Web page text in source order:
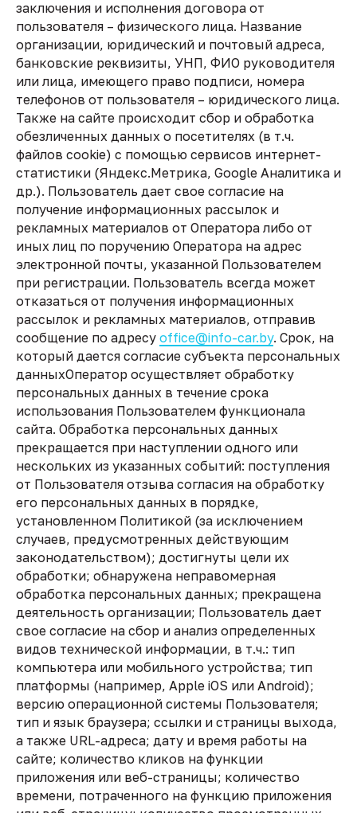
заключения и исполнения договора от
пользователя – физического лица. Название
организации, юридический и почтовый адреса,
банковские реквизиты, УНП, ФИО руководителя
или лица, имеющего право подписи, номера
телефонов от пользователя – юридического лица.
Также на сайте происходит сбор и обработка
обезличенных данных о посетителях (в т.ч.
файлов cookie) с помощью сервисов интернет-
статистики (Яндекс.Метрика, Google Аналитика и
др.). Пользователь дает свое согласие на
получение информационных рассылок и
рекламных материалов от Оператора либо от
иных лиц по поручению Оператора на адрес
электронной почты, указанной Пользователем
при регистрации. Пользователь всегда может
отказаться от получения информационных
рассылок и рекламных материалов, отправив
сообщение по адресу office@info-car.by. Срок, на
который дается согласие субъекта персональных
данныхОператор осуществляет обработку
персональных данных в течение срока
использования Пользователем функционала
сайта. Обработка персональных данных
прекращается при наступлении одного или
нескольких из указанных событий: поступления
от Пользователя отзыва согласия на обработку
его персональных данных в порядке,
установленном Политикой (за исключением
случаев, предусмотренных действующим
законодательством); достигнуты цели их
обработки; обнаружена неправомерная
обработка персональных данных; прекращена
деятельность организации; Пользователь дает
свое согласие на сбор и анализ определенных
видов технической информации, в т.ч.: тип
компьютера или мобильного устройства; тип
платформы (например, Apple iOS или Android);
версию операционной системы Пользователя;
тип и язык браузера; ссылки и страницы выхода,
а также URL-адреса; дату и время работы на
сайте; количество кликов на функции
приложения или веб-страницы; количество
времени, потраченного на функцию приложения